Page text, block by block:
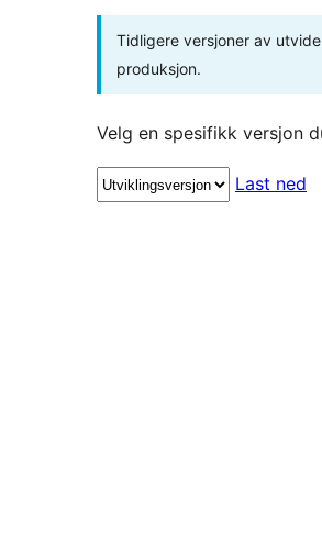
Tidligere versjoner av
produksjon.
Velg en spesifikk versjon
Last ned